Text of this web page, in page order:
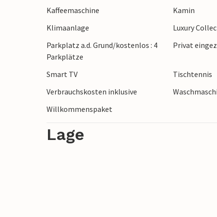
Spazieren Sie durch die malerischen
Ambiente eines traditionellen
der Serra de Tramuntana liegt nur
Wanderungen oder Fahrradtouren und
Kaffeemaschine
Kamin
Klimaanlage
Luxury
Parkplatz a.d. Grund/kostenlos : 4
Parkplätze
Privat
Smart TV Tischtennis
Verbrauchskosten inklusive
Willkommenspaket
Lage